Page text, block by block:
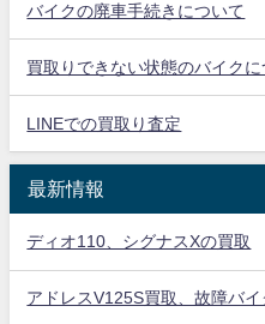
バイクの廃車手続きについて
買取りできない状態のバイクに
LINEでの買取り査定
最新情報
ディオ110、シグナスXの買取
アドレスV125S買取、故障バイ